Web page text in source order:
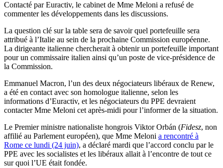
Contacté par Euractiv, le cabinet de Mme Meloni a refusé de
commenter les développements dans les discussions.
La question clé sur la table sera de savoir quel portefeuille sera
attribué à l’Italie au sein de la prochaine Commission européenne.
La dirigeante italienne chercherait à obtenir un portefeuille important
pour un commissaire italien ainsi qu’un poste de vice-présidence de
la Commission.
Emmanuel Macron, l’un des deux négociateurs libéraux de Renew,
a été en contact avec son homologue italienne, selon les
informations d’Euractiv, et les négociateurs du PPE devraient
contacter Mme Meloni cet après-midi pour l’informer de la situation.
Le Premier ministre nationaliste hongrois Viktor Orbán (Fidesz, non
affilié au Parlement européen), que Mme Meloni a rencontré à
Rome ce lundi (24 juin), a déclaré mardi que l’accord conclu par le
PPE avec les socialistes et les libéraux allait à l’encontre de tout ce
sur quoi l’UE était fondée.